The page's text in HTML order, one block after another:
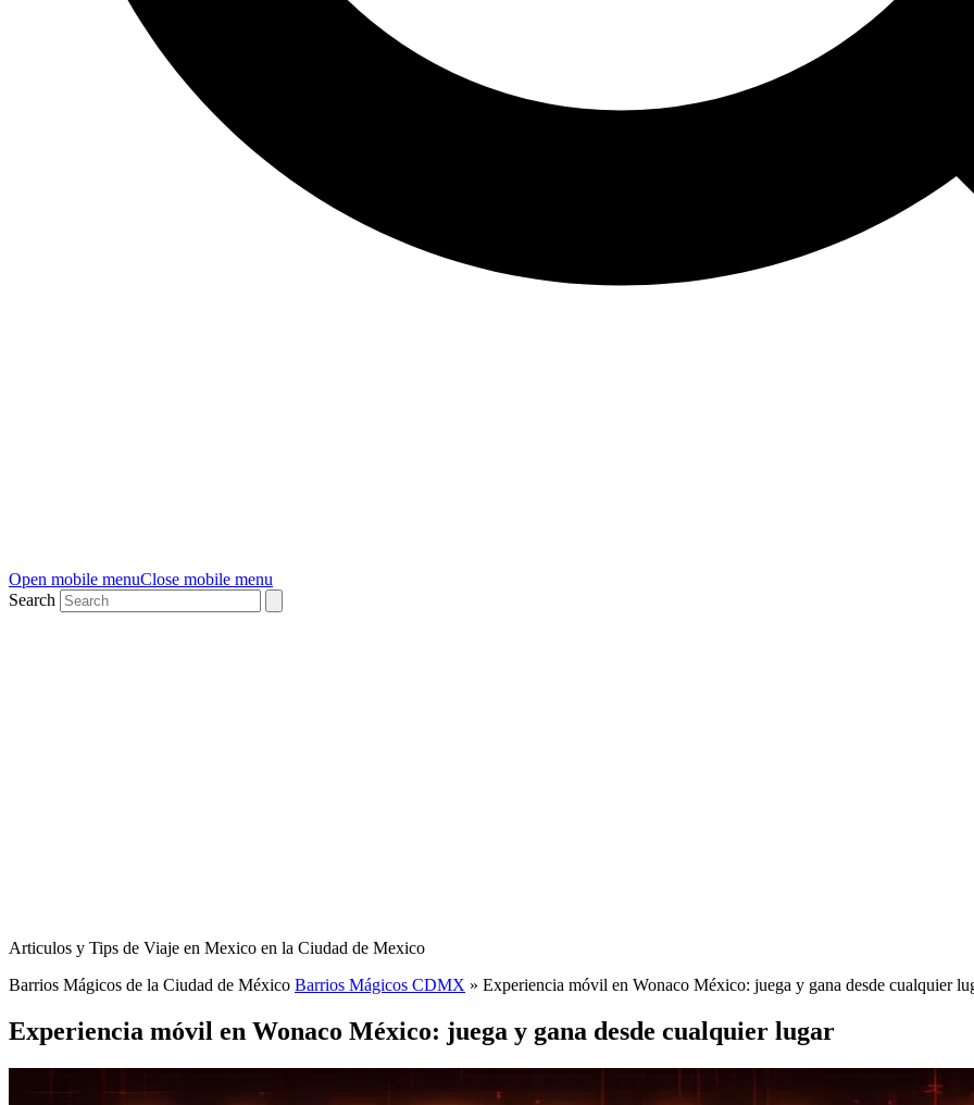
Open mobile menuClose mobile menu
Search
Articulos y Tips de Viaje en Mexico en la Ciudad de Mexico
Barrios Mágicos de la Ciudad de México Barrios Mágicos CDMX » Experiencia móvil en Wonaco México: juega y gana desde cualquier
Experiencia móvil en Wonaco México: juega y gana desde cualquier lugar